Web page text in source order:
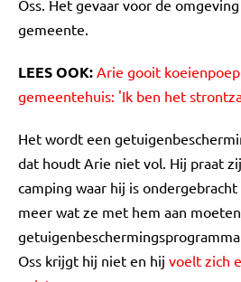
Oss. Het gevaar voor de
gemeente.
LEES OOK: Arie gooit
gemeentehuis: 'Ik ben het
Het wordt een
dat houdt Arie niet vol. Hij praat
camping waar hij is
meer wat ze met hem aan
Oss krijgt hij niet en hij voelt zich